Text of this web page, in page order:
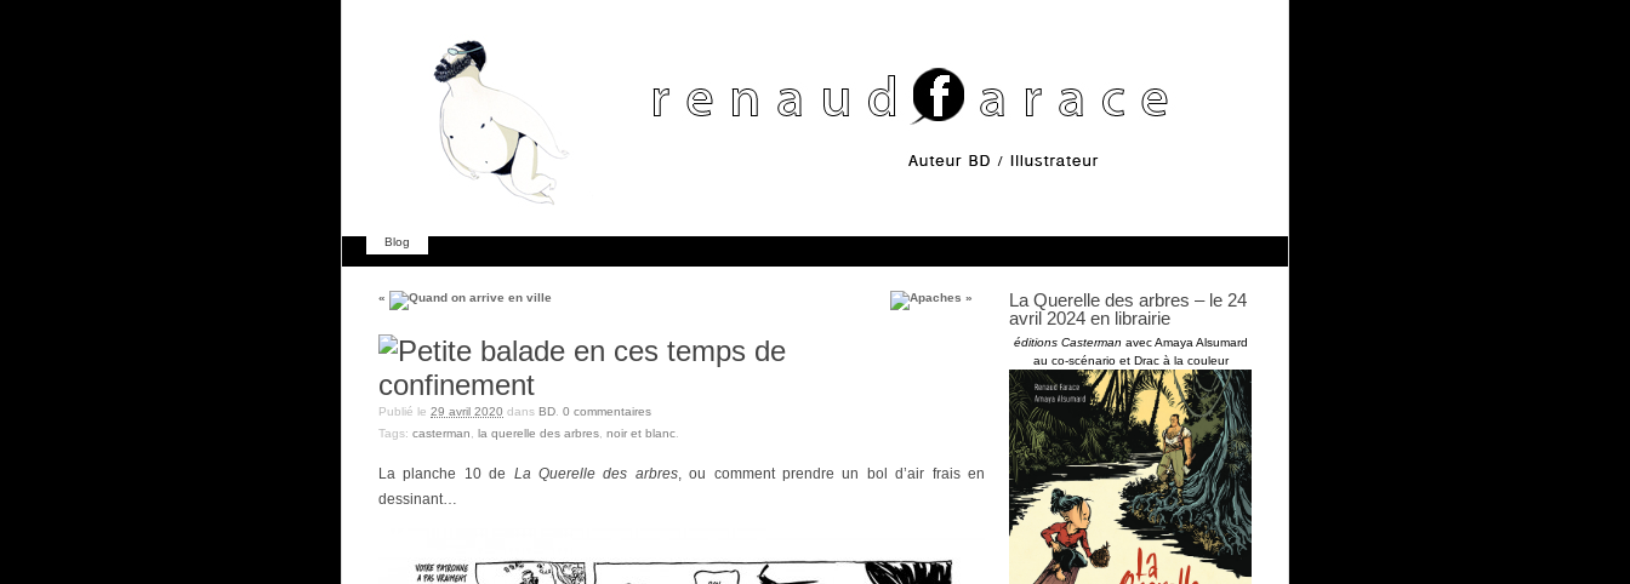
Blog
« »
Publié le 29 avril 2020 dans BD 0 commentaires
Tags: casterman la querelle des arbres noir et blanc
La planche 10 de La Querelle des arbres, ou comment prendre un bol d’air frais en
dessinant…
La Querelle des arbres – le 24
avril 2024 en librairie
éditions Casterman avec Amaya Alsumard
au co-scénario et Drac à la couleur